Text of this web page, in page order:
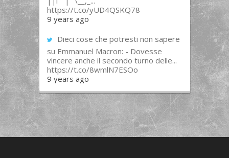
https://t.co/yUD4QSKQ78
9 years ago
Dieci cose che potresti non sapere
su Emmanuel Macron: - Dovesse
vincere anche il secondo turno delle...
https://t.co/8wmlN7ESOo
9 years ago